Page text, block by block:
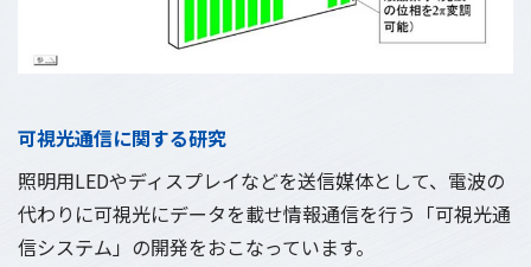
可視光通信に関する研究
照明用LEDやディスプレイなどを送信媒体として、電波の
代わりに可視光にデータを載せ情報通信を行う「可視光通
信システム」の開発をおこなっています。